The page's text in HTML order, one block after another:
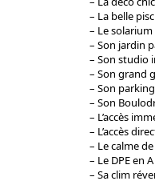
– La belle
– Le
– Son jardin
– Son studio
– Son grand
– Son
– Son
– L’accès
– L’accès
– Le calme de
– Le DPE en A
– Sa clim